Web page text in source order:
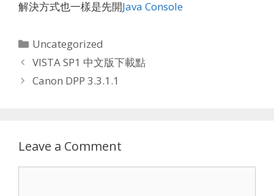
解決方式也一樣是先開Java Console
Categories
Uncategorized
VISTA SP1 中文版下載點
Canon DPP 3.3.1.1
Leave a Comment